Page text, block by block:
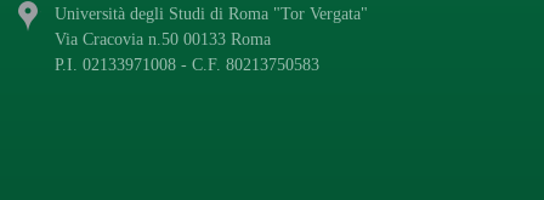
Università degli Studi di Roma "Tor Vergata"
Via Cracovia n.50 00133 Roma
P.I. 02133971008 - C.F. 80213750583